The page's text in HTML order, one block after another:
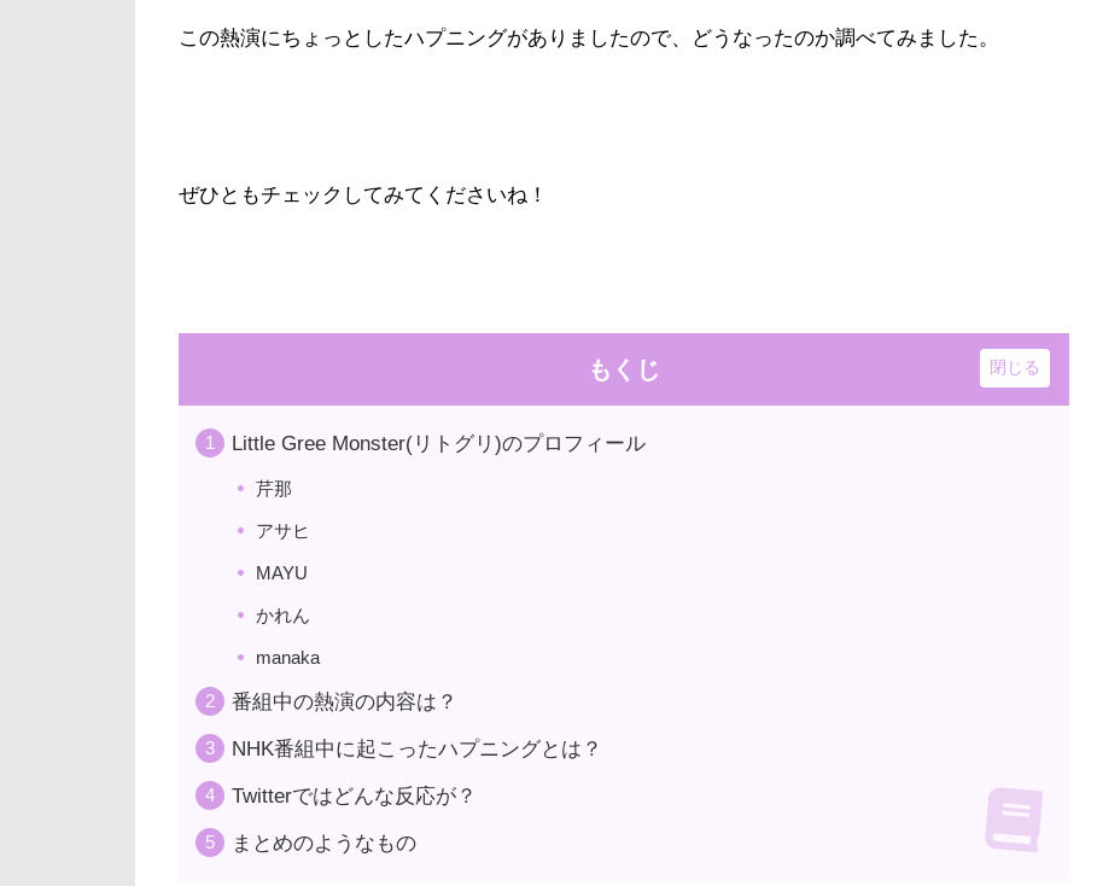
この熱演にちょっとしたハプニングがありましたので、どうなったのか調べてみました。
ぜひともチェックしてみてくださいね！
もくじ
Little Gree Monster(リトグリ)のプロフィール
芹那
アサヒ
MAYU
かれん
manaka
番組中の熱演の内容は？
NHK番組中に起こったハプニングとは？
Twitterではどんな反応が？
まとめのようなもの